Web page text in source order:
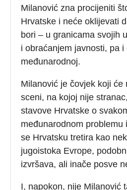
Milanović zna procijeniti
Hrvatske i neće oklijevati
bori – u granicama svojih
i obraćanjem javnosti, pa i
međunarodnoj.
Milanović je čovjek koji će
sceni, na kojoj nije
stavove Hrvatske o
međunarodnom problemu
se Hrvatsku tretira kao
jugoistoka Evrope,
izvršava, ali inače posve
I, napokon, nije Milanović